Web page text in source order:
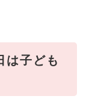
は子ども